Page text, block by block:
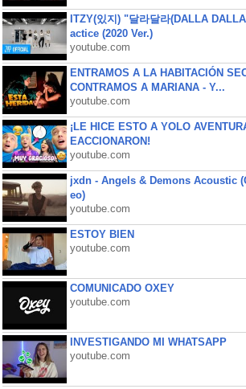
ITZY(있지) "달라달라(DALLA
actice (2020 Ver.)
youtube.com
ENTRAMOS A LA HABITACIÓN
CONTRAMOS A MARIANA - Y...
youtube.com
¡LE HICE ESTO A YOLO
EACCIONARON!
youtube.com
jxdn - Angels & Demons Acoustic
eo)
youtube.com
ESTOY BIEN
youtube.com
COMUNICADO OXEY
youtube.com
INVESTIGANDO MI WHATSAPP
youtube.com